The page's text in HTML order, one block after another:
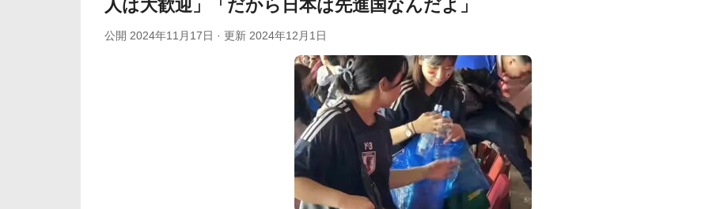
人は大歓迎」「だから日本は先進国なんだよ」
公開 2024年11月17日 · 更新 2024年12月1日